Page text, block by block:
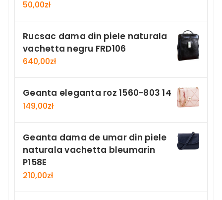
50,00zł
Rucsac dama din piele naturala
vachetta negru FRD106
640,00zł
Geanta eleganta roz 1560-803 14
149,00zł
Geanta dama de umar din piele
naturala vachetta bleumarin
P158E
210,00zł